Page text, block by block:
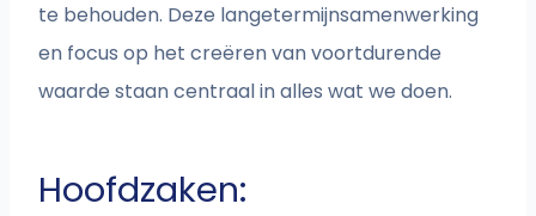
te behouden. Deze langetermijnsamenwerking
en focus op het creëren van voortdurende
waarde staan centraal in alles wat we doen.
Hoofdzaken: